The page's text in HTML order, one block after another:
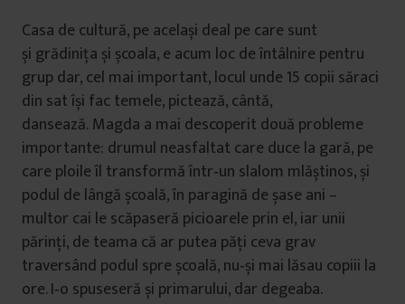
Casa de cultură, pe același deal pe care sunt
și grădinița și școala, e acum loc de întâlnire pentru
grup dar, cel mai important, locul unde 15 copii săraci
din sat își fac temele, pictează, cântă,
dansează. Magda a mai descoperit două probleme
importante: drumul neasfaltat care duce la gară, pe
care ploile îl transformă într‐un slalom mlăștinos, și
podul de lângă școală, în paragină de șase ani –
multor cai le scăpaseră picioarele prin el, iar unii
părinți, de teama că ar putea păți ceva grav
traversând podul spre școală, nu‐și mai lăsau copiii la
ore. I‐o spuseseră și primarului, dar degeaba.